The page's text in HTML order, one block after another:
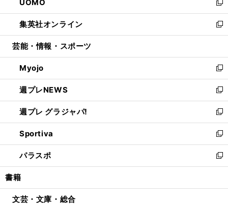
く
で
開
く
ド
ウ
で
開
ィ
ン
ド
ウ
開
く
い
ウ
ィ
ン
ウ
で
開
く
UOMO
新
し
い
ウ
ン
ド
ウ
で
開
く
集英社オンライン
新
し
ウ
ィ
ン
ド
ウ
で
開
く
芸能・情報・スポーツ
Myojo
新
し
い
ウ
ィ
ン
ド
ウ
で
開
週プレNEWS
新
し
い
ウ
ィ
ン
ド
ウ
開
週プレ グラジャパ!
新
し
い
ウ
ィ
ン
ウ
Sportiva
新
し
い
ウ
ン
パラスポ
新
し
ウ
書籍
文芸・文庫・総合